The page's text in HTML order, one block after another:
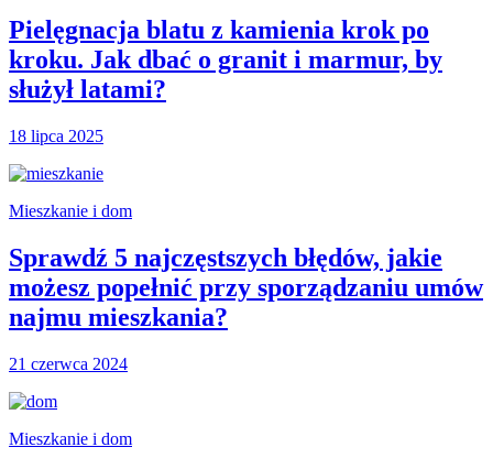
Pielęgnacja blatu z kamienia krok po
kroku. Jak dbać o granit i marmur, by
służył latami?
18 lipca 2025
Mieszkanie i dom
Sprawdź 5 najczęstszych błędów, jakie
możesz popełnić przy sporządzaniu umów
najmu mieszkania?
21 czerwca 2024
Mieszkanie i dom